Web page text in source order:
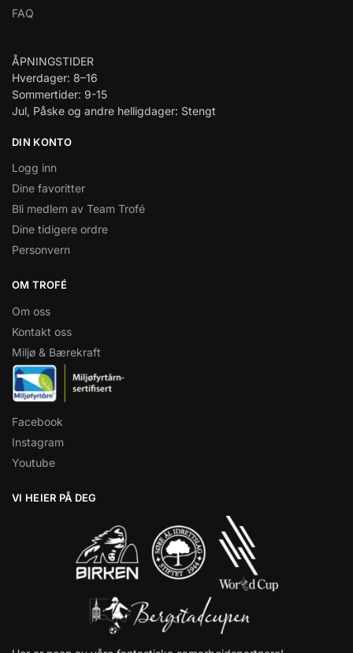
FAQ
ÅPNINGSTIDER
Hverdager: 8–16
Sommertider: 9-15
Jul, Påske og andre helligdager: Stengt
DIN KONTO
Logg inn
Dine favoritter
Bli medlem av Team Trofé
Dine tidigere ordre
Personvern
OM TROFÉ
Om oss
Kontakt oss
Miljø & Bærekraft
Facebook
Instagram
Youtube
VI HEIER PÅ DEG